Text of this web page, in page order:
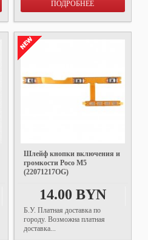
ПОДРОБНЕЕ
Шлейф кнопки включения и
громкости Poco M5
(22071217OG)
14.00 BYN
Б.У. Платная доставка по
городу. Возможна платная
доставка...